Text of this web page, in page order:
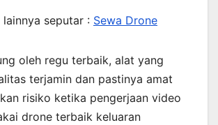
seputar : Sewa Drone
oleh regu terbaik, alat yang
terjamin dan pastinya amat
risiko ketika pengerjaan video
drone terbaik keluaran